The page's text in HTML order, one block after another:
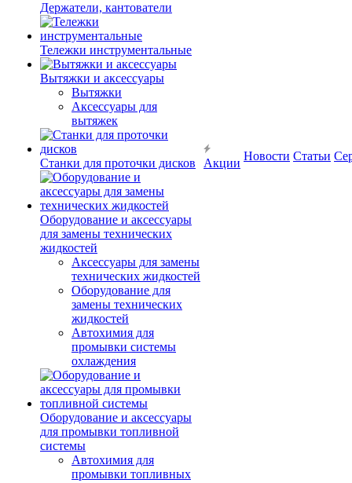
Держатели, кантователи
Тележки инструментальные
Вытяжки и аксессуары
Вытяжки
Аксессуары для
вытяжек
Станки для проточки дисков
Оборудование и аксессуары
для замены технических
жидкостей
Аксессуары для замены
технических жидкостей
Оборудование для
замены технических
жидкостей
Автохимия для
промывки системы
охлаждения
Оборудование и аксессуары
для промывки топливной
системы
Автохимия для
промывки топливных
Акции
Новости Статьи